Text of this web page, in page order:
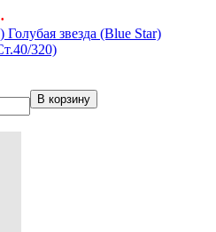
звезда (Blue Star)
320)
В корзину